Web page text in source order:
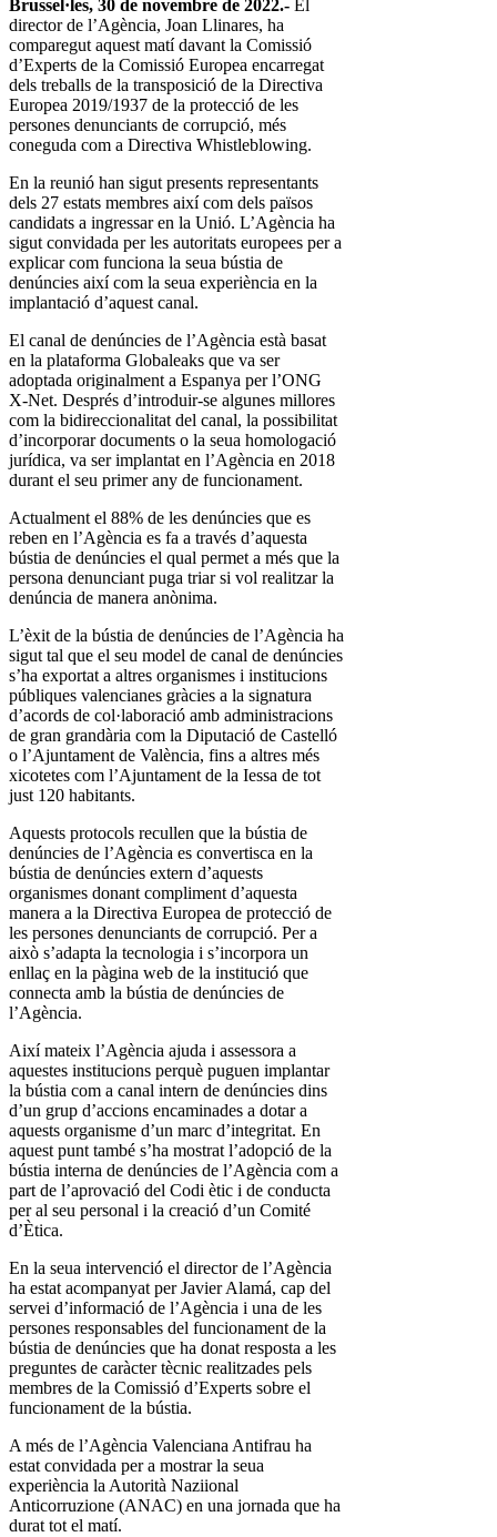
Brussel·les, 30 de novembre de 2022.- El
director de l’Agència, Joan Llinares, ha
comparegut aquest matí davant la Comissió
d’Experts de la Comissió Europea encarregat
dels treballs de la transposició de la Directiva
Europea 2019/1937 de la protecció de les
persones denunciants de corrupció, més
coneguda com a Directiva Whistleblowing.
En la reunió han sigut presents representants
dels 27 estats membres així com dels països
candidats a ingressar en la Unió. L’Agència ha
sigut convidada per les autoritats europees per a
explicar com funciona la seua bústia de
denúncies així com la seua experiència en la
implantació d’aquest canal.
El canal de denúncies de l’Agència està basat
en la plataforma Globaleaks que va ser
adoptada originalment a Espanya per l’ONG
X-Net. Després d’introduir-se algunes millores
com la bidireccionalitat del canal, la possibilitat
d’incorporar documents o la seua homologació
jurídica, va ser implantat en l’Agència en 2018
durant el seu primer any de funcionament.
Actualment el 88% de les denúncies que es
reben en l’Agència es fa a través d’aquesta
bústia de denúncies el qual permet a més que la
persona denunciant puga triar si vol realitzar la
denúncia de manera anònima.
L’èxit de la bústia de denúncies de l’Agència ha
sigut tal que el seu model de canal de denúncies
s’ha exportat a altres organismes i institucions
públiques valencianes gràcies a la signatura
d’acords de col·laboració amb administracions
de gran grandària com la Diputació de Castelló
o l’Ajuntament de València, fins a altres més
xicotetes com l’Ajuntament de la Iessa de tot
just 120 habitants.
Aquests protocols recullen que la bústia de
denúncies de l’Agència es convertisca en la
bústia de denúncies extern d’aquests
organismes donant compliment d’aquesta
manera a la Directiva Europea de protecció de
les persones denunciants de corrupció. Per a
això s’adapta la tecnologia i s’incorpora un
enllaç en la pàgina web de la institució que
connecta amb la bústia de denúncies de
l’Agència.
Així mateix l’Agència ajuda i assessora a
aquestes institucions perquè puguen implantar
la bústia com a canal intern de denúncies dins
d’un grup d’accions encaminades a dotar a
aquests organisme d’un marc d’integritat. En
aquest punt també s’ha mostrat l’adopció de la
bústia interna de denúncies de l’Agència com a
part de l’aprovació del Codi ètic i de conducta
per al seu personal i la creació d’un Comité
d’Ètica.
En la seua intervenció el director de l’Agència
ha estat acompanyat per Javier Alamá, cap del
servei d’informació de l’Agència i una de les
persones responsables del funcionament de la
bústia de denúncies que ha donat resposta a les
preguntes de caràcter tècnic realitzades pels
membres de la Comissió d’Experts sobre el
funcionament de la bústia.
A més de l’Agència Valenciana Antifrau ha
estat convidada per a mostrar la seua
experiència la Autorità Naziional
Anticorruzione (ANAC) en una jornada que ha
durat tot el matí.